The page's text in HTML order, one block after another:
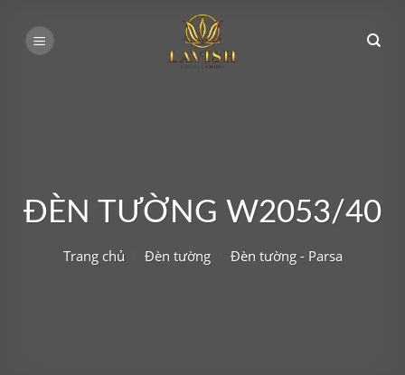
ĐÈN TƯỜNG W2053/40
Trang chủ Đèn tường Đèn tường - Parsa